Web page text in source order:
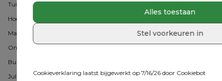
Alles toestaan
Stel voorkeuren in
Cookieverklaring laatst bijgewerkt op 7/16/26 door Cookiebot
Tuintrends
Hoe tuinmeubelen kiezen?
Materialen
Onderhoud
Buitenmomenten
Jullie #exterioo momenten